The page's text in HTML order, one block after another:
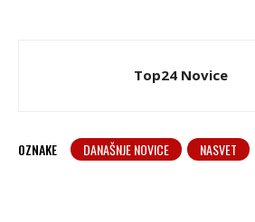
Top24 Novice
OZNAKE DANAŠNJE NOVICE NASVET